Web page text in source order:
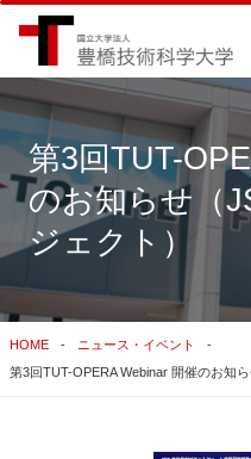
検索結
関
第3回TUT-
のお知らせ（
ジェクト）
HOME
ニュース・イベント
第3回TUT-OPERA Webinar 開催のお知